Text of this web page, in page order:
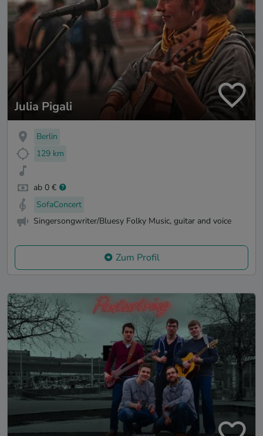
Julia Pigali
Berlin
129 km
ab 0 €
SofaConcert
Singersongwriter/Bluesy Folky Music, guitar and voice
Zum Profil